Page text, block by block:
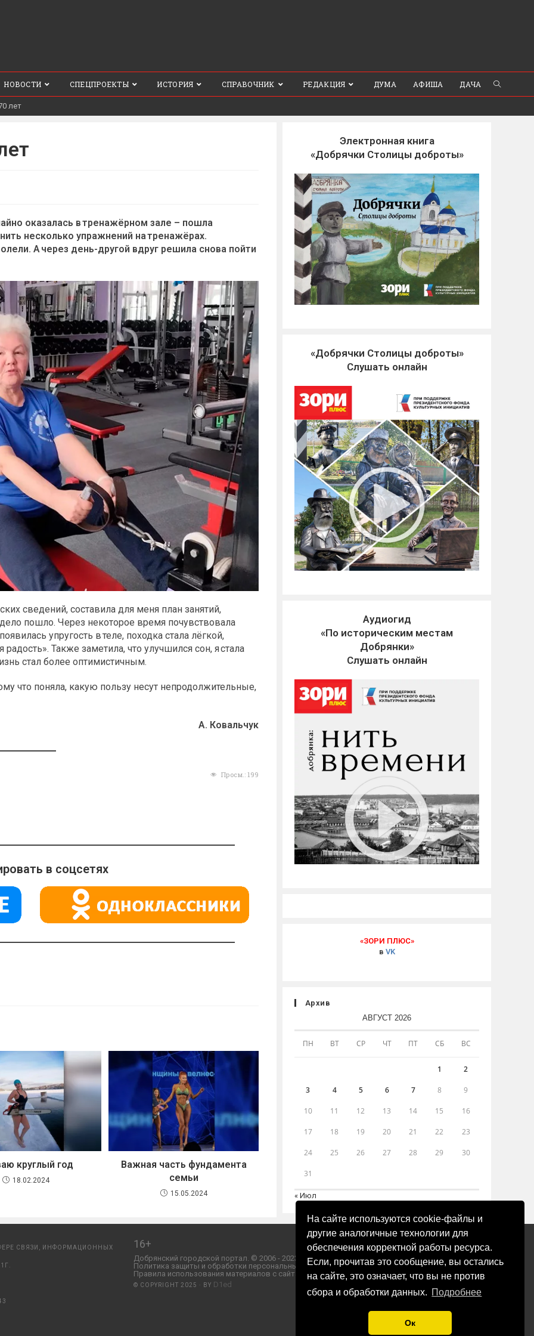
На сайте используются cookie-файлы и
другие аналогичные технологии для
обеспечения корректной работы ресурса.
Если, прочитав это сообщение, вы остались
на сайте, это означает, что вы не против
сбора и обработки данных. Подробнее
Ок
НОВОСТИ СПЕЦПРОЕКТЫ ИСТОРИЯ СПРАВОЧНИК РЕДАКЦИЯ ДУМА АФИША ДАЧА
лет
оказалась в тренажёрном зале – пошла
несколько упражнений на тренажёрах.
А через день-другой вдруг решила снова пойти
сведений, составила для меня план занятий,
пошло. Через некоторое время почувствовала
упругость в теле, походка стала лёгкой,
Также заметила, что улучшился сон, я стала
стал более оптимистичным.
что поняла, какую пользу несут непродолжительные,
А. Ковальчук
Просм.: 199
в соцсетях
круглый год
18.02.2024
Важная часть фундамента
семьи
15.05.2024
Электронная книга
«Добрячки Столицы доброты»
«Добрячки Столицы доброты»
Слушать онлайн
Аудиогид
«По историческим местам
Добрянки»
Слушать онлайн
«ЗОРИ ПЛЮС»
в VK
Архив
АВГУСТ 2026
ПН ВТ СР ЧТ ПТ СБ ВС
1 2
3 4 5 6 7 8 9
10 11 12 13 14 15 16
17 18 19 20 21 22 23
24 25 26 27 28 29 30
31
« Июл
СВЯЗИ, ИНФОРМАЦИОННЫХ
16+
Добрянский городской портал. © 2006 - 2023 ООО «Пресса-Том».
Политика защиты и обработки персональных данных ООО «Пресса-Том».
Правила использования материалов с сайта «ЗОРИ ПЛЮС».
© COPYRIGHT 2025 · BY D1ed